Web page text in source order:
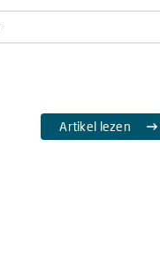
Artikel lezen